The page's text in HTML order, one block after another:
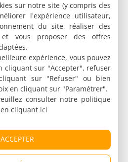
Restaurant Salle de spectacles
Théâtre
Parc de loisirs Casino
Football Patinoire
Tennis Golf
sur notre site (y compris des
l'expérience utilisateur,
du site, réaliser des
et vous proposer des offres
expérience, vous pouvez
cliquant sur "Accepter", refuser
sur "Refuser" ou bien
en cliquant sur "Paramétrer".
consulter notre politique
cliquant ici
ACCEPTER